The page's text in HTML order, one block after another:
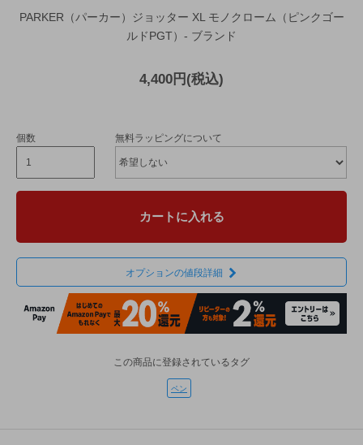
PARKER（パーカー）ジョッター XL モノクローム（ピンクゴー
ルドPGT）- ブランド
4,400円(税込)
個数 無料ラッピングについて
カートに入れる
オプションの値段詳細
この商品に登録されているタグ
ペン